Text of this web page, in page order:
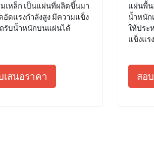
เหล็ก เป็นแผ่นที่ผลิตขึ้นมา
ดแรงกำลังสูง มีความแข็ง
รับน้ำหนักบนแผ่นได้
สนอราคา
แผ่นพื้น
น้ำหนัก
ให้ประ
แข็งแร
สอ